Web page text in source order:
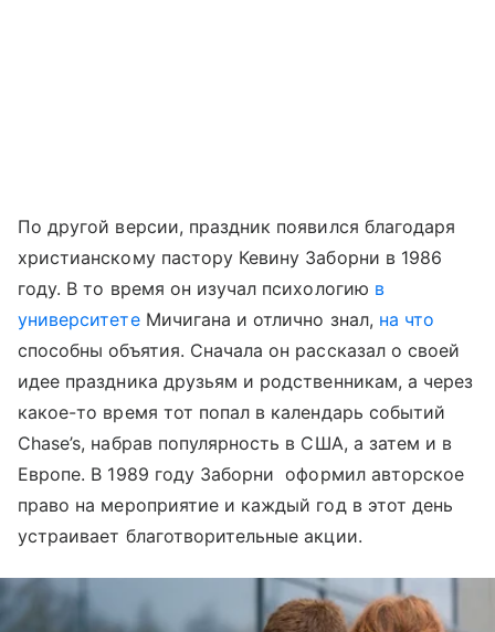
По другой версии, праздник появился благодаря
христианскому пастору Кевину Заборни в 1986
году. В то время он изучал психологию в
университетеМичигана и отлично знал, на что
способны объятия. Сначала он рассказал о своей
идее праздника друзьям и родственникам, а через
какое-то время тот попал в календарь событий
Chase’s, набрав популярность в США, а затем и в
Европе. В 1989 году Заборни оформил авторское
право на мероприятие и каждый год в этот день
устраивает благотворительные акции.